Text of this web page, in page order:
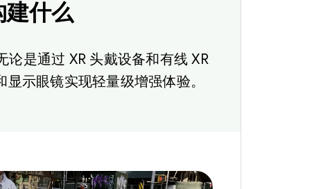
建什么
是通过 XR 头戴设备和有线 XR
示眼镜实现轻量级增强体验。